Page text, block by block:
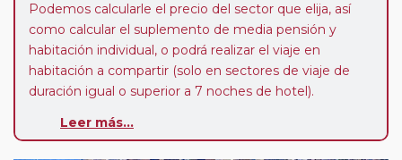
Podemos calcularle el precio del sector que elija, así
como calcular el suplemento de media pensión y
habitación individual, o podrá realizar el viaje en
habitación a compartir (solo en sectores de viaje de
duración igual o superior a 7 noches de hotel).
año, ofrece a los pasajeros que ya hayan viajado con
Leer más...